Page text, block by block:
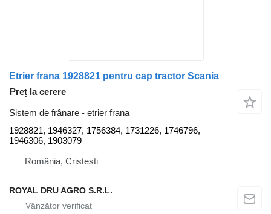
Etrier frana 1928821 pentru cap tractor Scania
Preț la cerere
Sistem de frânare - etrier frana
1928821, 1946327, 1756384, 1731226, 1746796,
1946306, 1903079
România, Cristesti
ROYAL DRU AGRO S.R.L.